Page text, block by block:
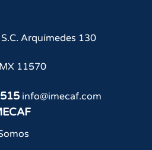
Arquímedes 130
11570
info@imecaf.com